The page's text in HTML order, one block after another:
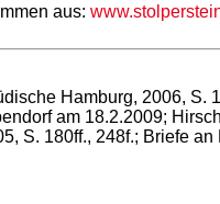
aus:
Hamburg, 2006,
am 18.2.2009;
S. 180ff., 248f.; Briefe